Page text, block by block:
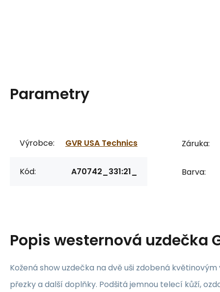
Parametry
Výrobce: GVR USA Technics
Kód: A70742_331:21_
Záruka:
Barva:
Popiswesternová uzdečka
Kožená show uzdečka na dvě uši zdobená
přezky a další doplňky. Podšitá jemnou telecí kůží,